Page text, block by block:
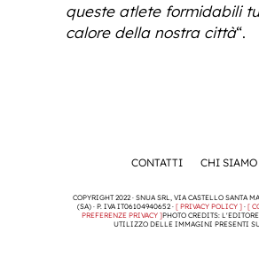
queste atlete formidabili
calore della nostra città“.
CONTATTI CHI SIAMO
COPYRIGHT 2022 · SNUA SRL, VIA CASTELLO SANTA
(SA) · P. IVA IT06104940652 · [ PRIVACY POLICY ]· [
PREFERENZE PRIVACY ]PHOTO CREDITS:
UTILIZZO DELLE IMMAGINI PRESENTI